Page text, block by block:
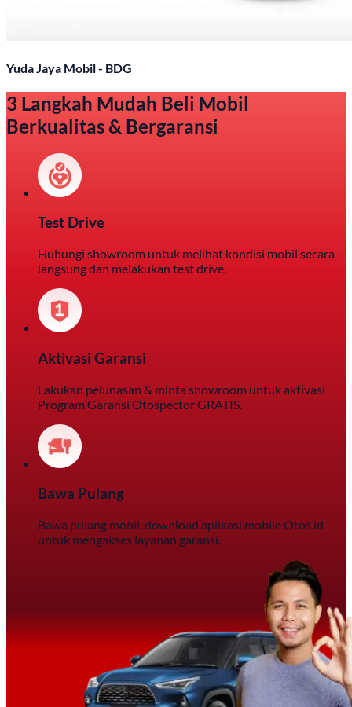
Yuda Jaya Mobil - BDG
3 Langkah Mudah Beli Mobil
Berkualitas & Bergaransi
Test Drive
Hubungi showroom untuk melihat kondisi mobil secara
langsung dan melakukan test drive.
Aktivasi Garansi
Lakukan pelunasan & minta showroom untuk aktivasi
Program Garansi Otospector GRATIS.
Bawa Pulang
Bawa pulang mobil, download aplikasi mobile Otos.id
untuk mengakses layanan garansi.